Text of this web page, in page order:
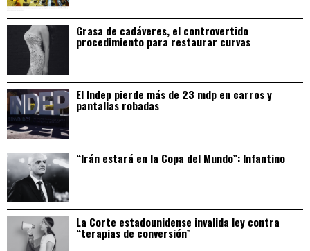
Grasa de cadáveres, el controvertido
procedimiento para restaurar curvas
El Indep pierde más de 23 mdp en carros y
pantallas robadas
“Irán estará en la Copa del Mundo”: Infantino
La Corte estadounidense invalida ley contra
“terapias de conversión”